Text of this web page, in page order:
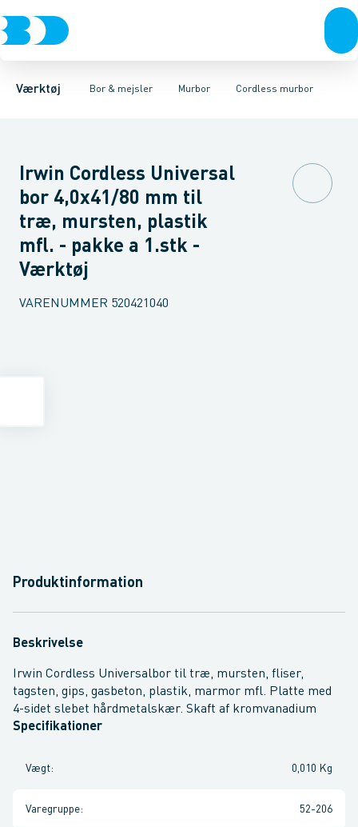
Værktøj Bor & mejsler
Akku- & elværktøj HåndværktøjRørværktøjBits & toppe
Murbor
MurborHammerborMetalborHulbor DiamantborTræbor
Cordless murbor
Almindelige murborCordless murbor Ekstra hårdføre
Irwin Cordless Universal
bor 4,0x41/80 mm til
træ, mursten, plastik
mfl. - pakke a 1.stk -
Værktøj
VARENUMMER 520421040
Produktinformation
Beskrivelse
Irwin Cordless Universalbor til træ, mursten, fliser,
tagsten, gips, gasbeton, plastik, marmor mfl. Platte med
4-sidet slebet hårdmetalskær. Skaft af kromvanadium
Specifikationer
Vægt: 0,010 Kg
Varegruppe: 52-206